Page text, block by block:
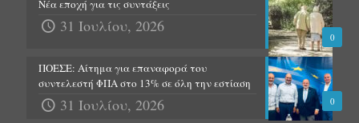
0
Νέα εποχή για τις συντάξεις
31 Ιουλίου, 2026
0
ΠΟΕΣΕ: Αίτημα για επαναφορά του
συντελεστή ΦΠΑ στο 13% σε όλη την εστίαση
31 Ιουλίου, 2026